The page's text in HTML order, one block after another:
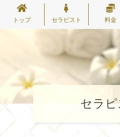
トップ セラピスト 料金
セラ